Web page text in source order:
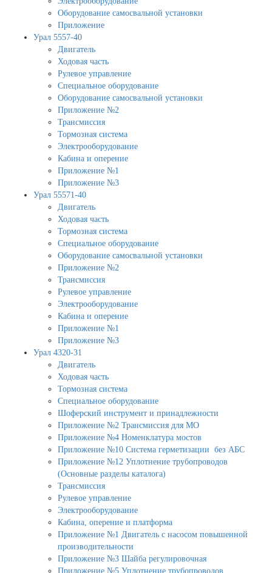
Оборудование самосвальной установки
Приложение
Урал 5557-40
Двигатель
Ходовая часть
Рулевое управление
Специальное оборудование
Оборудование самосвальной установки
Приложение №2
Трансмиссия
Тормозная система
Электрооборудование
Кабина и оперение
Приложение №1
Приложение №3
Урал 55571-40
Двигатель
Ходовая часть
Тормозная система
Специальное оборудование
Оборудование самосвальной установки
Приложение №2
Трансмиссия
Рулевое управление
Электрооборудование
Кабина и оперение
Приложение №1
Приложение №3
Урал 4320-31
Двигатель
Ходовая часть
Тормозная система
Специальное оборудование
Шоферский инструмент и принадлежности
Приложение №2 Трансмиссия для МО
Приложение №4 Номенклатура мостов
Приложение №10 Система герметизации без АБС
Приложение №12 Уплотнение трубопроводов
(Основные разделы каталога)
Трансмиссия
Рулевое управление
Электрооборудование
Кабина, оперение и платформа
Приложение №1 Двигатель с насосом повышенной
производительности
Приложение №3 Шайба регулировочная
Приложение №5 Уплотнение трубопроводов